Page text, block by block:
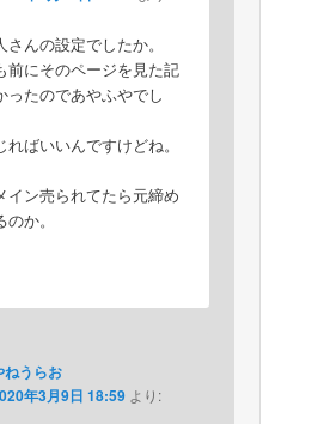
んの設定でしたか。
前にそのページを見た記
ったのであやふやでし
ればいいんですけどね。
イン売られてたら元締め
か。
ねうらお
年3月9日 18:59 より: